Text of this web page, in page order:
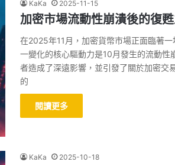
KaKa 2025-11-15
加密市場流動性崩潰後的復
在2025年11月，加密貨幣市場正面臨著
一變化的核心驅動力是10月發生的流動性
者造成了深遠影響，並引發了關於加密交
的
閱讀更多
KaKa 2025-10-18